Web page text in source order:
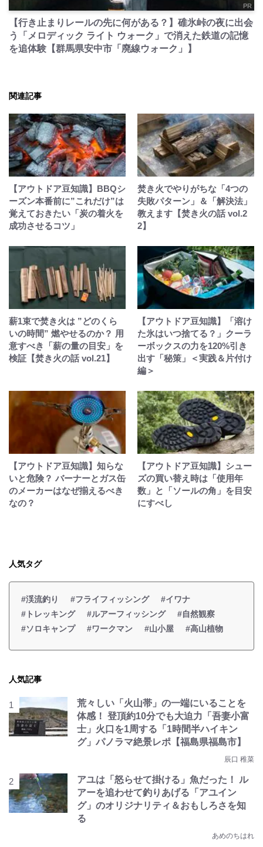
PR
【行き止まりレールの先に何がある？】碓氷峠の夜に出会
う「メロディック ライト ウォーク」で消えた鉄道の記憶
を追体験【群馬県安中市「廃線ウォーク」】
関連記事
【アウトドア豆知識】BBQシ
ーズン本番前に”これだけ”は
覚えておきたい「炭の着火を
成功させるコツ」
焚き火でやりがちな「4つの
失敗パターン」＆「解決法」
教えます【焚き火の話 vol.2
2】
薪1束で焚き火は ”どのくら
いの時間” 燃やせるのか？ 用
意すべき「薪の量の目安」を
検証【焚き火の話 vol.21】
【アウトドア豆知識】「溶け
た氷はいつ捨てる？」クーラ
ーボックスの力を120%引き
出す「秘策」＜実践＆片付け
編＞
【アウトドア豆知識】知らな
いと危険？ バーナーとガス缶
のメーカーはなぜ揃えるべき
なの？
【アウトドア豆知識】シュー
ズの買い替え時は「使用年
数」と「ソールの角」を目安
にすべし
人気タグ
#渓流釣り #フライフィッシング
#イワナ
#トレッキング
#ルアーフィッシング
#自然観察
#ソロキャンプ
#ワークマン #山小屋 #高山植物
人気記事
荒々しい「火山帯」の一端にいることを
体感！ 登頂約10分でも大迫力「吾妻小富
士」火口を1周する「1時間半ハイキン
グ」パノラマ絶景レポ【福島県福島市】
辰口 稚菜
アユは「怒らせて掛ける」魚だった！ ル
アーを追わせて釣りあげる「アユイン
グ」のオリジナリティ＆おもしろさを知
る
あめのちはれ